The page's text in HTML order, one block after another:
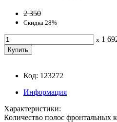
2 350
Скидка 28%
x 1
Код: 123272
Информация
Характеристики:
Количество полос фронтальных